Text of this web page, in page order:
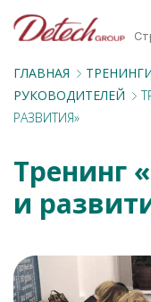
ГЛАВНАЯ
РУКОВОДИТЕЛЕЙ
РАЗВИТИЯ»
Тренинг
и